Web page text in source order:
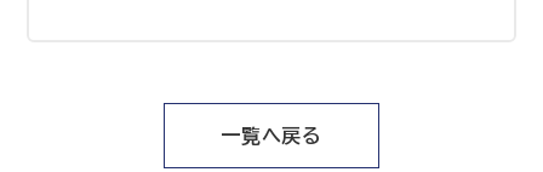
一覧へ戻る